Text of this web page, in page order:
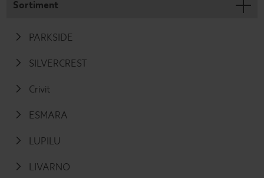
Sortiment
PARKSIDE
SILVERCREST
Crivit
ESMARA
LUPILU
LIVARNO